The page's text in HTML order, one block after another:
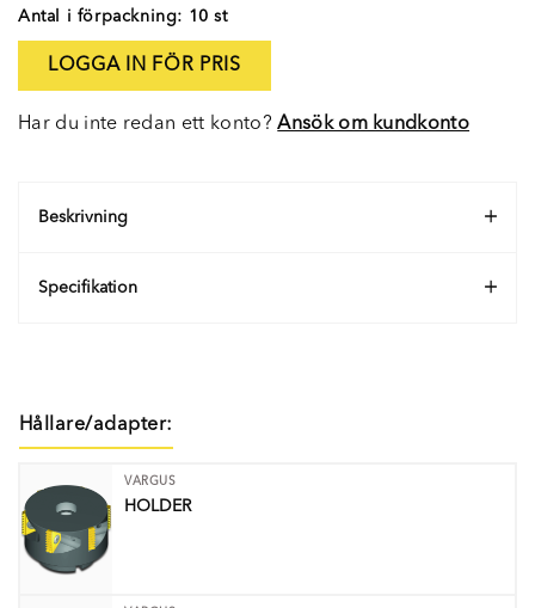
Antal i förpackning: 10 st
LOGGA IN FÖR PRIS
Har du inte redan ett konto?Ansök om kundkonto
Beskrivning
Specifikation
Hållare/adapter:
VARGUS
HOLDER